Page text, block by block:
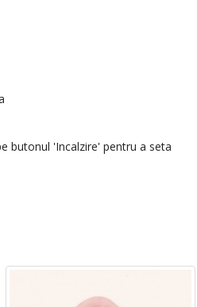
butonul 'Incalzire' pentru a seta